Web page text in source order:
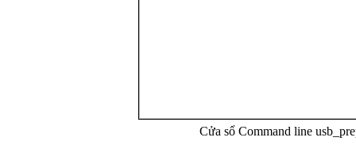
Cửa sổ Command line